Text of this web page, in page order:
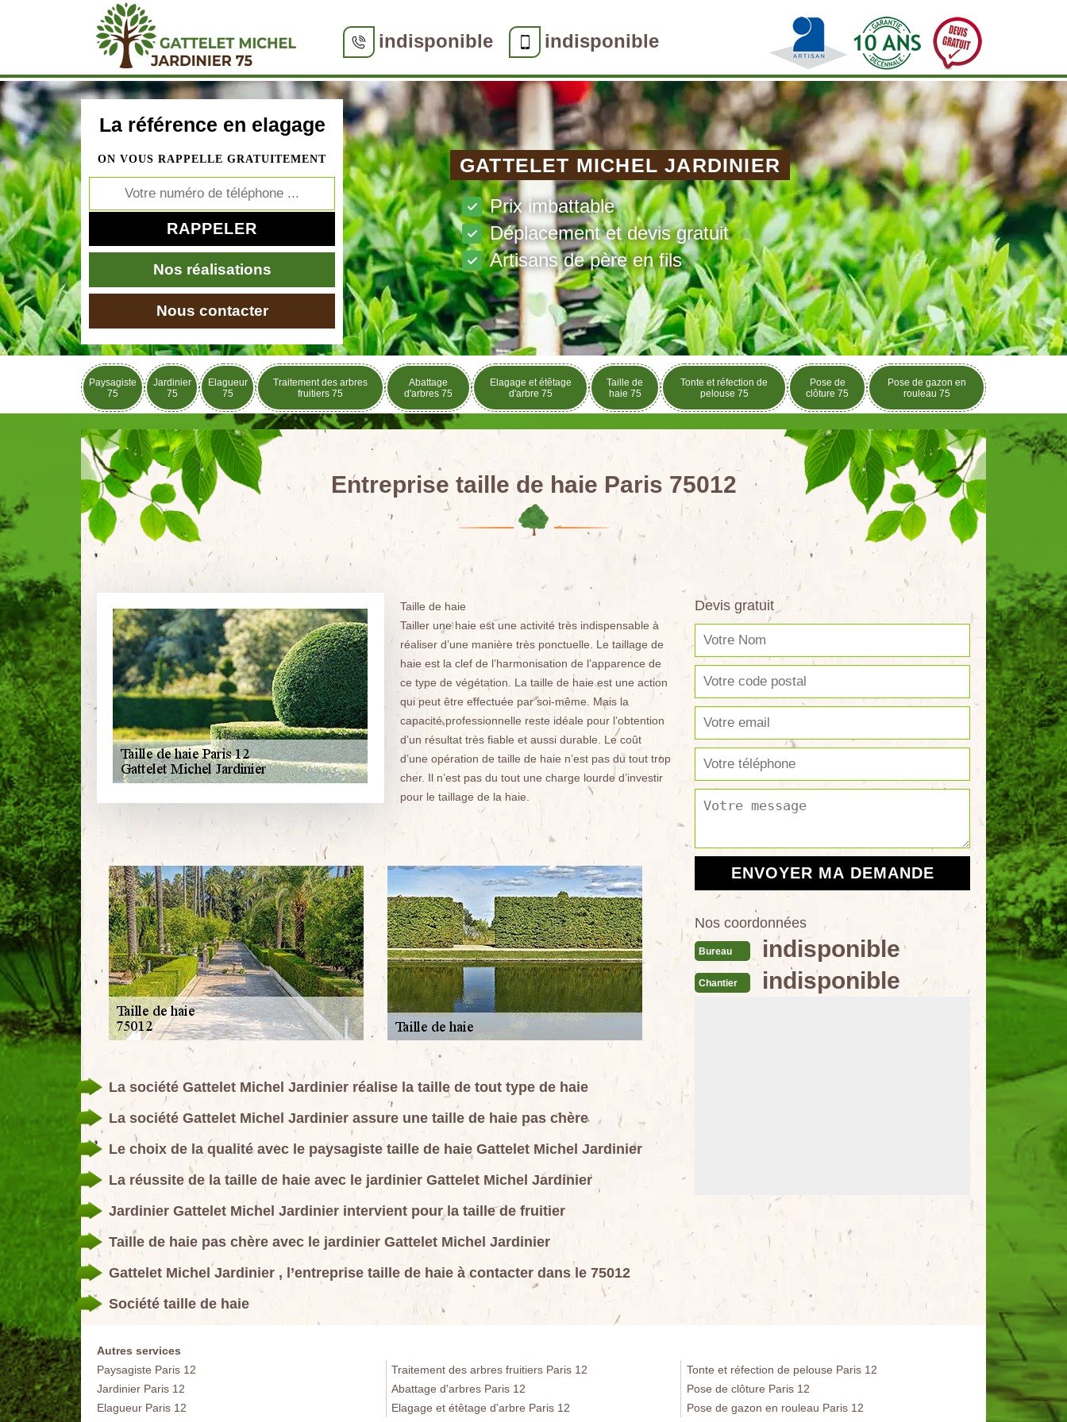
indisponible indisponible
La référence en elagage
ON VOUS RAPPELLE GRATUITEMENT
Nos réalisations
Nous contacter
GATTELET MICHEL JARDINIER
Prix imbattable
Déplacement et devis gratuit
Artisans de père en fils
Paysagiste
75
Jardinier
75
Elagueur
75
Traitement des arbres
fruitiers 75
Abattage
d'arbres 75
Elagage et étêtage
d'arbre 75
Taille de
haie 75
Tonte et réfection de
pelouse 75
Pose de
clôture 75
Pose de gazon en
rouleau 75
Entreprise taille de haie Paris 75012
Taille de haie
Tailler une haie est une activité très indispensable à
réaliser d’une manière très ponctuelle. Le taillage de
haie est la clef de l’harmonisation de l’apparence de
ce type de végétation. La taille de haie est une action
qui peut être effectuée par soi-même. Mais la
capacité professionnelle reste idéale pour l’obtention
d’un résultat très fiable et aussi durable. Le coût
d’une opération de taille de haie n’est pas du tout trop
cher. Il n’est pas du tout une charge lourde d’investir
pour le taillage de la haie.
La société Gattelet Michel Jardinier réalise la taille de tout type de haie
La société Gattelet Michel Jardinier assure une taille de haie pas chère
Le choix de la qualité avec le paysagiste taille de haie Gattelet Michel Jardinier
La réussite de la taille de haie avec le jardinier Gattelet Michel Jardinier
Jardinier Gattelet Michel Jardinier intervient pour la taille de fruitier
Taille de haie pas chère avec le jardinier Gattelet Michel Jardinier
Gattelet Michel Jardinier , l’entreprise taille de haie à contacter dans le 75012
Société taille de haie
Devis gratuit
Nos coordonnées
Bureau indisponible
Chantier indisponible
Autres services
Paysagiste Paris 12
Jardinier Paris 12
Elagueur Paris 12
Traitement des arbres fruitiers Paris 12
Abattage d'arbres Paris 12
Elagage et étêtage d'arbre Paris 12
Tonte et réfection de pelouse Paris 12
Pose de clôture Paris 12
Pose de gazon en rouleau Paris 12